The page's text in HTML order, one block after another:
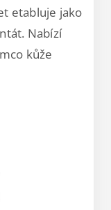
etabluje jako
Nabízí
kůže